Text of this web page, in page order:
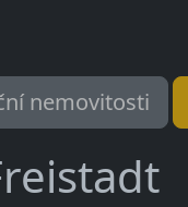
nemovitosti